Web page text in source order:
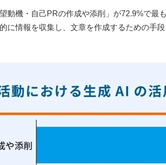
動機・自己PRの作成や添削」が72.9%で最
に情報を収集し、文章を作成するための手